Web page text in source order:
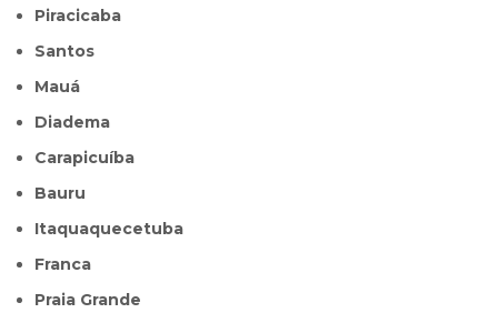
Piracicaba
Santos
Mauá
Diadema
Carapicuíba
Bauru
Itaquaquecetuba
Franca
Praia Grande